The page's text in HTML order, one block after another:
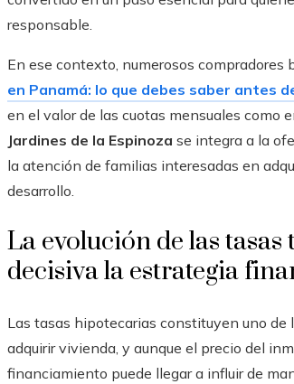
responsable.
En ese contexto, numerosos compradores
en Panamá: lo que debes saber antes
en el valor de las cuotas mensuales como
Jardines de la Espinoza se integra a la
la atención de familias interesadas en
desarrollo.
La evolución de las
decisiva la estrategia
Las tasas hipotecarias constituyen uno
adquirir vivienda, y aunque el precio del
financiamiento puede llegar a influir de